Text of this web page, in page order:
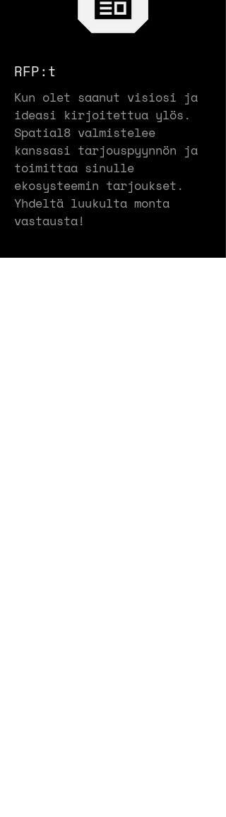
RFP:t
Kun olet saanut visiosi ja
ideasi kirjoitettua ylös.
Spatial8 valmistelee
kanssasi tarjouspyynnön ja
toimittaa sinulle
ekosysteemin tarjoukset.
Yhdeltä luukulta monta
vastausta!